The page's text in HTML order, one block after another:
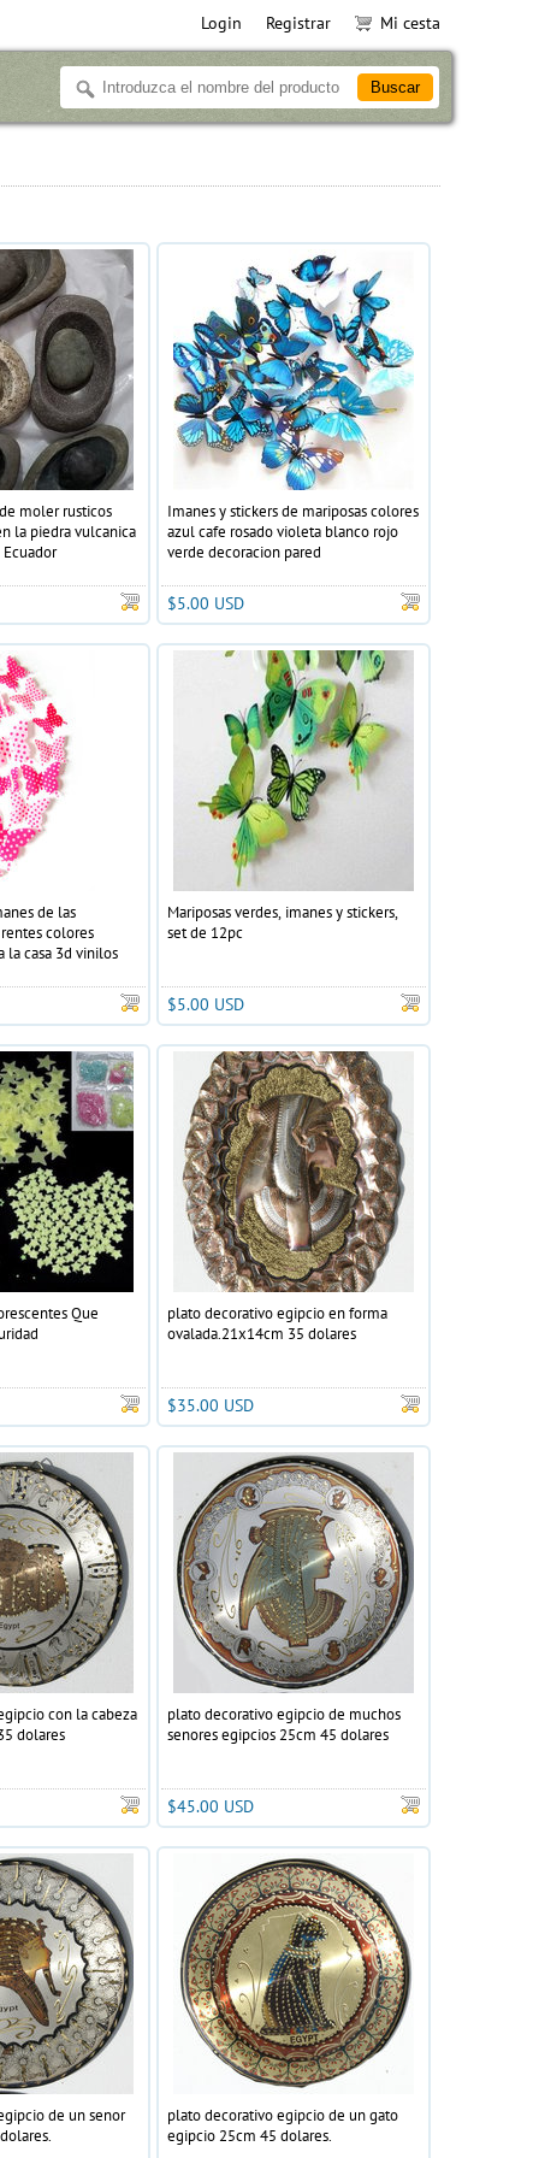
Login Registrar Mi cesta
moler rusticos
la piedra vulcanica
Imanes y stickers de mariposas colores
azul cafe rosado violeta blanco rojo
verde decoracion pared
$5.00 USD
de las
colores
la casa 3d vinilos
Mariposas verdes, imanes y stickers,
set de 12pc
$5.00 USD
Que
plato decorativo egipcio en forma
ovalada.21x14cm 35 dolares
$35.00 USD
con la cabeza
dolares
plato decorativo egipcio de muchos
senores egipcios 25cm 45 dolares
$45.00 USD
de un senor
plato decorativo egipcio de un gato
egipcio 25cm 45 dolares.